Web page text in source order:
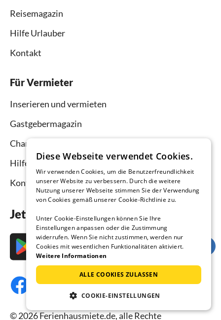
Reisemagazin
Hilfe Urlauber
Kontakt
Für Vermieter
Inserieren und vermieten
Gastgebermagazin
Channel Manager
Hilfe Vermieter
Kontakt
Jetzt die App downloaden
© 2026 Ferienhausmiete.de, alle Rechte
Diese Webseite verwendet Cookies.
Wir verwenden Cookies, um die Benutzerfreundlichkeit
unserer Website zu verbessern. Durch die weitere
Nutzung unserer Webseite stimmen Sie der Verwendung
von Cookies gemäß unserer Cookie-Richtlinie zu.
Unter Cookie-Einstellungen können Sie Ihre
Einstellungen anpassen oder die Zustimmung
widerrufen. Wenn Sie nicht zustimmen, werden nur
Cookies mit wesentlichen Funktionalitäten aktiviert.
Weitere Informationen
ALLE COOKIES ZULASSEN
COOKIE-EINSTELLUNGEN